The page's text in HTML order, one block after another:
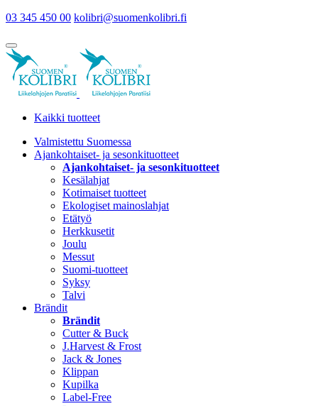
03 345 450 00 kolibri@suomenkolibri.fi
Kaikki tuotteet
Valmistettu Suomessa
Ajankohtaiset- ja sesonkituotteet
Ajankohtaiset- ja sesonkituotteet
Kesälahjat
Kotimaiset tuotteet
Ekologiset mainoslahjat
Etätyö
Herkkusetit
Joulu
Messut
Suomi-tuotteet
Syksy
Talvi
Brändit
Brändit
Cutter & Buck
J.Harvest & Frost
Jack & Jones
Klippan
Kupilka
Label-Free